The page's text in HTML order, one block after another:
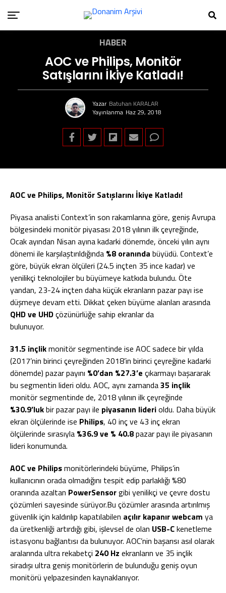
HABER
AOC ve Philips, Monitör
Satışlarını İkiye Katladı!
Yazar Batuhan KARALAR
Yayınlanma Haz 29, 2018
AOC ve Philips, Monitör Satışlarını İkiye Katladı!
Piyasa analisti Context’in son rakamlarına göre, geniş Avrupa
bölgesindeki monitör piyasası 2018 yılının ilk çeyreğinde,
Ocak ayından Nisan ayına kadarki dönemde, önceki yılın aynı
dönemi ile karşılaştırıldığında %8 oranında büyüdü. Context’e
göre, büyük ekran ölçüleri (24.5 inçten 35 ince kadar) ve
yenilikçi teknolojiler bu büyümeye katkıda bulundu. Öte
yandan, 23-24 inçten daha küçük ekranların pazar payı ise
düşmeye devam etti. Dikkat çeken büyüme alanları arasında
QHD ve UHDçözünürlüğe sahip ekranlar da
bulunuyor.
31.5 inçlikmonitör segmentinde ise AOC sadece bir yılda
(2017’nin birinci çeyreğinden 2018’in birinci çeyreğine kadarki
dönemde) pazar payını %0’dan %27.3’e çıkarmayı başararak
bu segmentin lideri oldu. AOC, aynı zamanda35 inçlik
monitör segmentinde de, 2018 yılının ilk çeyreğinde
%30.9’lukbir pazar payı ile piyasanın liderioldu. Daha büyük
ekran ölçülerinde ise Philips, 40 inç ve 43 inç ekran
ölçülerinde sırasıyla %36.9 ve % 40.8pazar payı ile piyasanın
lideri konumunda.
AOC ve Philipsmonitörlerindeki büyüme, Philips’in
kullanıcının orada olmadığını tespit edip parlaklığı %80
oranında azaltan PowerSensorgibi yenilikçi ve çevre dostu
çözümleri sayesinde sürüyor.Bu çözümler arasında artırılmış
güvenlik için kaldırılıp kapatılabilen açılır kapanır webcam ya
da üretkenliği artırdığı gibi, işlevsel de olan USB-Ckenetleme
istasyonu bağlantısı da bulunuyor. AOC’nin başarısı asıl olarak
aralarında ultra rekabetçi 240 Hz ekranların ve 35 inçlik
siradışı ultra geniş monitörlerin de bulunduğu geniş oyun
monitörü yelpazesinden kaynaklanıyor.